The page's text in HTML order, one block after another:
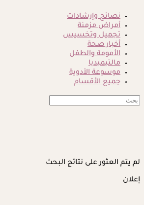
نصائح وإرشادات
أمراض مزمنة
تجميل وتخسيس
أخبار صحة
الأمومة والطفل
مالتيميديا
موسوعة الأدوية
جميع الأقسام
لم يتم العثور على نتائج البحث
إعلان